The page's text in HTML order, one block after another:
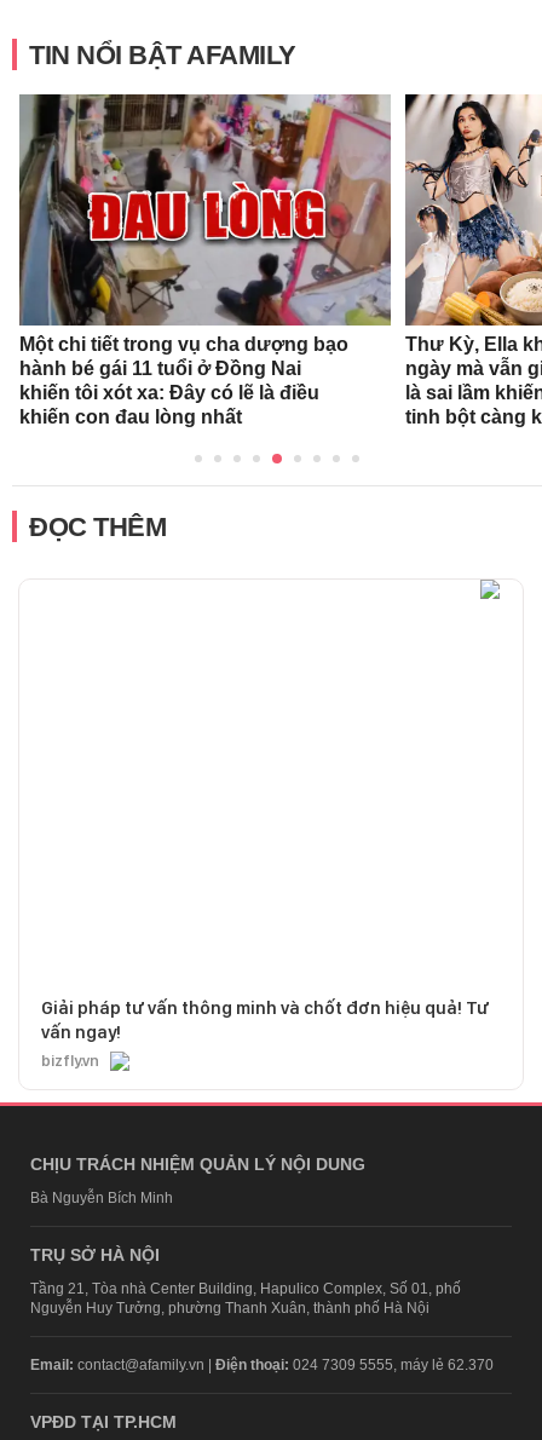
TIN NỔI BẬT AFAMILY
Một chi tiết trong vụ cha dượng bạo
hành bé gái 11 tuổi ở Đồng Nai
khiến tôi xót xa: Đây có lẽ là điều
khiến con đau lòng nhất
Thư Kỳ, Ella
ngày mà vẫn
là sai lầm
tinh bột càng
ĐỌC THÊM
Giải pháp tư vấn thông minh và chốt đơn hiệu quả! Tư
vấn ngay!
bizfly.vn
CHỊU TRÁCH NHIỆM QUẢN LÝ NỘI DUNG
Bà Nguyễn Bích Minh
TRỤ SỞ HÀ NỘI
Tầng 21, Tòa nhà Center Building, Hapulico Complex, Số 01, phố
Nguyễn Huy Tưởng, phường Thanh Xuân, thành phố Hà Nội
Email: contact@afamily.vn | Điện thoại: 024 7309 5555, máy lẻ 62.370
VPĐD TẠI TP.HCM